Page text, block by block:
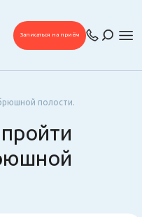
Записаться на приём
полости.